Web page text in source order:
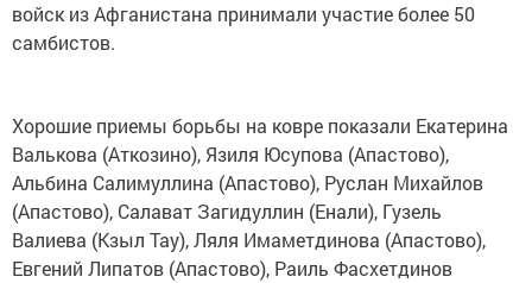
войск из Афганистана принимали участие более 50
самбистов.
Хорошие приемы борьбы на ковре показали Екатерина
Валькова (Аткозино), Язиля Юсупова (Апастово),
Альбина Салимуллина (Апастово), Руслан Михайлов
(Апастово), Салават Загидуллин (Енали), Гузель
Валиева (Кзыл Тау), Ляля Имаметдинова (Апастово),
Евгений Липатов (Апастово), Раиль Фасхетдинов